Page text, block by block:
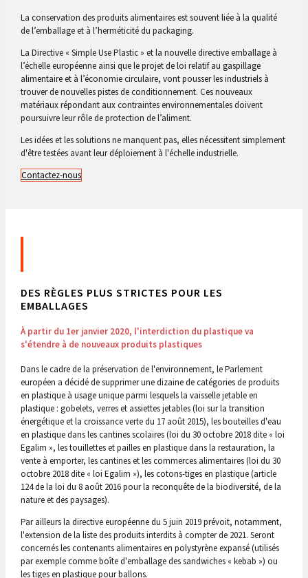
La conservation des produits alimentaires est souvent liée à la qualité
de l’emballage et à l’herméticité du packaging.
La Directive « Simple Use Plastic » et la nouvelle directive emballage à
l’échelle européenne ainsi que le projet de loi relatif au gaspillage
alimentaire et à l’économie circulaire, vont pousser les industriels à
trouver de nouvelles pistes de conditionnement. Ces nouveaux
matériaux répondant aux contraintes environnementales doivent
poursuivre leur rôle de protection de l’aliment.
Les idées et les solutions ne manquent pas, elles nécessitent simplement
d'être testées avant leur déploiement à l'échelle industrielle.
Contactez-nous
DES RÈGLES PLUS STRICTES POUR LES
EMBALLAGES
À partir du 1er janvier 2020, l'interdiction du plastique va
s'étendre à de nouveaux produits plastiques
Dans le cadre de la préservation de l'environnement, le Parlement
européen a décidé de supprimer une dizaine de catégories de produits
en plastique à usage unique parmi lesquels la vaisselle jetable en
plastique : gobelets, verres et assiettes jetables (loi sur la transition
énergétique et la croissance verte du 17 août 2015), les bouteilles d'eau
en plastique dans les cantines scolaires (loi du 30 octobre 2018 dite « loi
Egalim », les touillettes et pailles en plastique dans la restauration, la
vente à emporter, les cantines et les commerces alimentaires (loi du 30
octobre 2018 dite « loi Egalim »), les cotons-tiges en plastique (article
124 de la loi du 8 août 2016 pour la reconquête de la biodiversité, de la
nature et des paysages).
Par ailleurs la directive européenne du 5 juin 2019 prévoit, notamment,
l'extension de la liste des produits interdits à compter de 2021. Seront
concernés les contenants alimentaires en polystyrène expansé (utilisés
par exemple comme boîte d'emballage des sandwiches « kebab ») ou
les tiges en plastique pour ballons.